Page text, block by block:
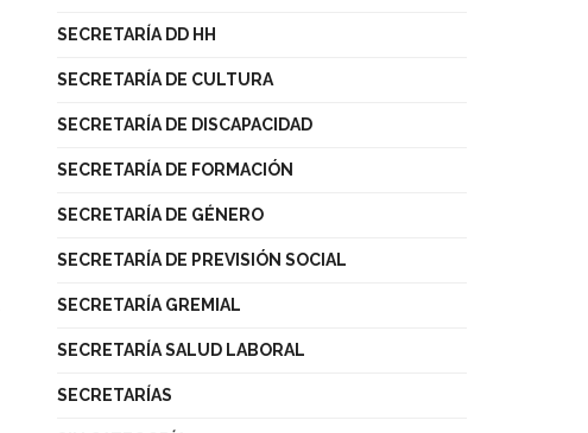
SECRETARÍA DD HH
SECRETARÍA DE CULTURA
SECRETARÍA DE DISCAPACIDAD
SECRETARÍA DE FORMACIÓN
SECRETARÍA DE GÉNERO
SECRETARÍA DE PREVISIÓN SOCIAL
SECRETARÍA GREMIAL
SECRETARÍA SALUD LABORAL
SECRETARÍAS